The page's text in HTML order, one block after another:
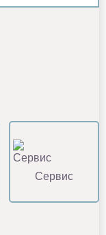
Сервис